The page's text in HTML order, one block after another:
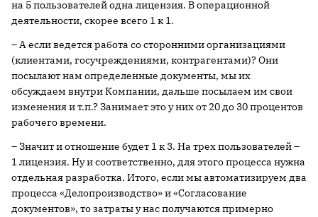
на 5 пользователей одна лицензия. В операционной
деятельности, скорее всего 1 к 1.
– А если ведется работа со сторонними организациями
(клиентами, госучреждениями, контрагентами)? Они
посылают нам определенные документы, мы их
обсуждаем внутри Компании, дальше посылаем им свои
изменения и т.п.? Занимает это у них от 20 до 30 процентов
рабочего времени.
– Значит и отношение будет 1 к 3. На трех пользователей –
1 лицензия. Ну и соответственно, для этого процесса нужна
отдельная разработка. Итого, если мы автоматизируем два
процесса «Делопроизводство» и «Согласование
документов», то затраты у нас получаются примерно